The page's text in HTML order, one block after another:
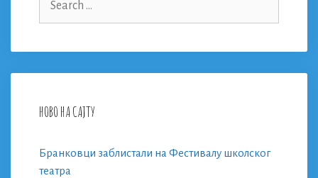
НОВО НА САЈТУ
Бранковци заблистали на Фестивалу школског
театра